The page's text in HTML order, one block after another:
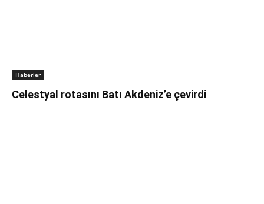
Haberler
Celestyal rotasını Batı Akdeniz’e çevirdi